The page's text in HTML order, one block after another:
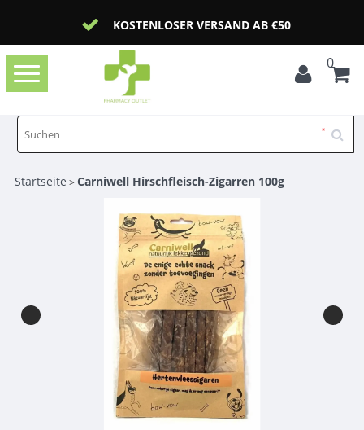
KOSTENLOSER VERSAND AB €50
Toggle
navigation
0
Startseite >Carniwell Hirschfleisch-Zigarren 100g